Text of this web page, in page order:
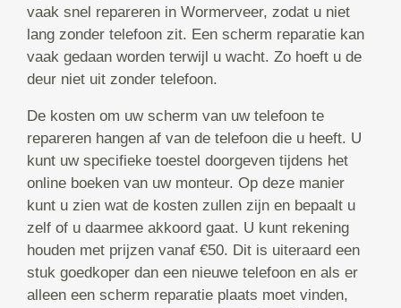
vaak snel repareren in Wormerveer, zodat u niet
lang zonder telefoon zit. Een scherm reparatie kan
vaak gedaan worden terwijl u wacht. Zo hoeft u de
deur niet uit zonder telefoon.
De kosten om uw scherm van uw telefoon te
repareren hangen af van de telefoon die u heeft. U
kunt uw specifieke toestel doorgeven tijdens het
online boeken van uw monteur. Op deze manier
kunt u zien wat de kosten zullen zijn en bepaalt u
zelf of u daarmee akkoord gaat. U kunt rekening
houden met prijzen vanaf €50. Dit is uiteraard een
stuk goedkoper dan een nieuwe telefoon en als er
alleen een scherm reparatie plaats moet vinden,